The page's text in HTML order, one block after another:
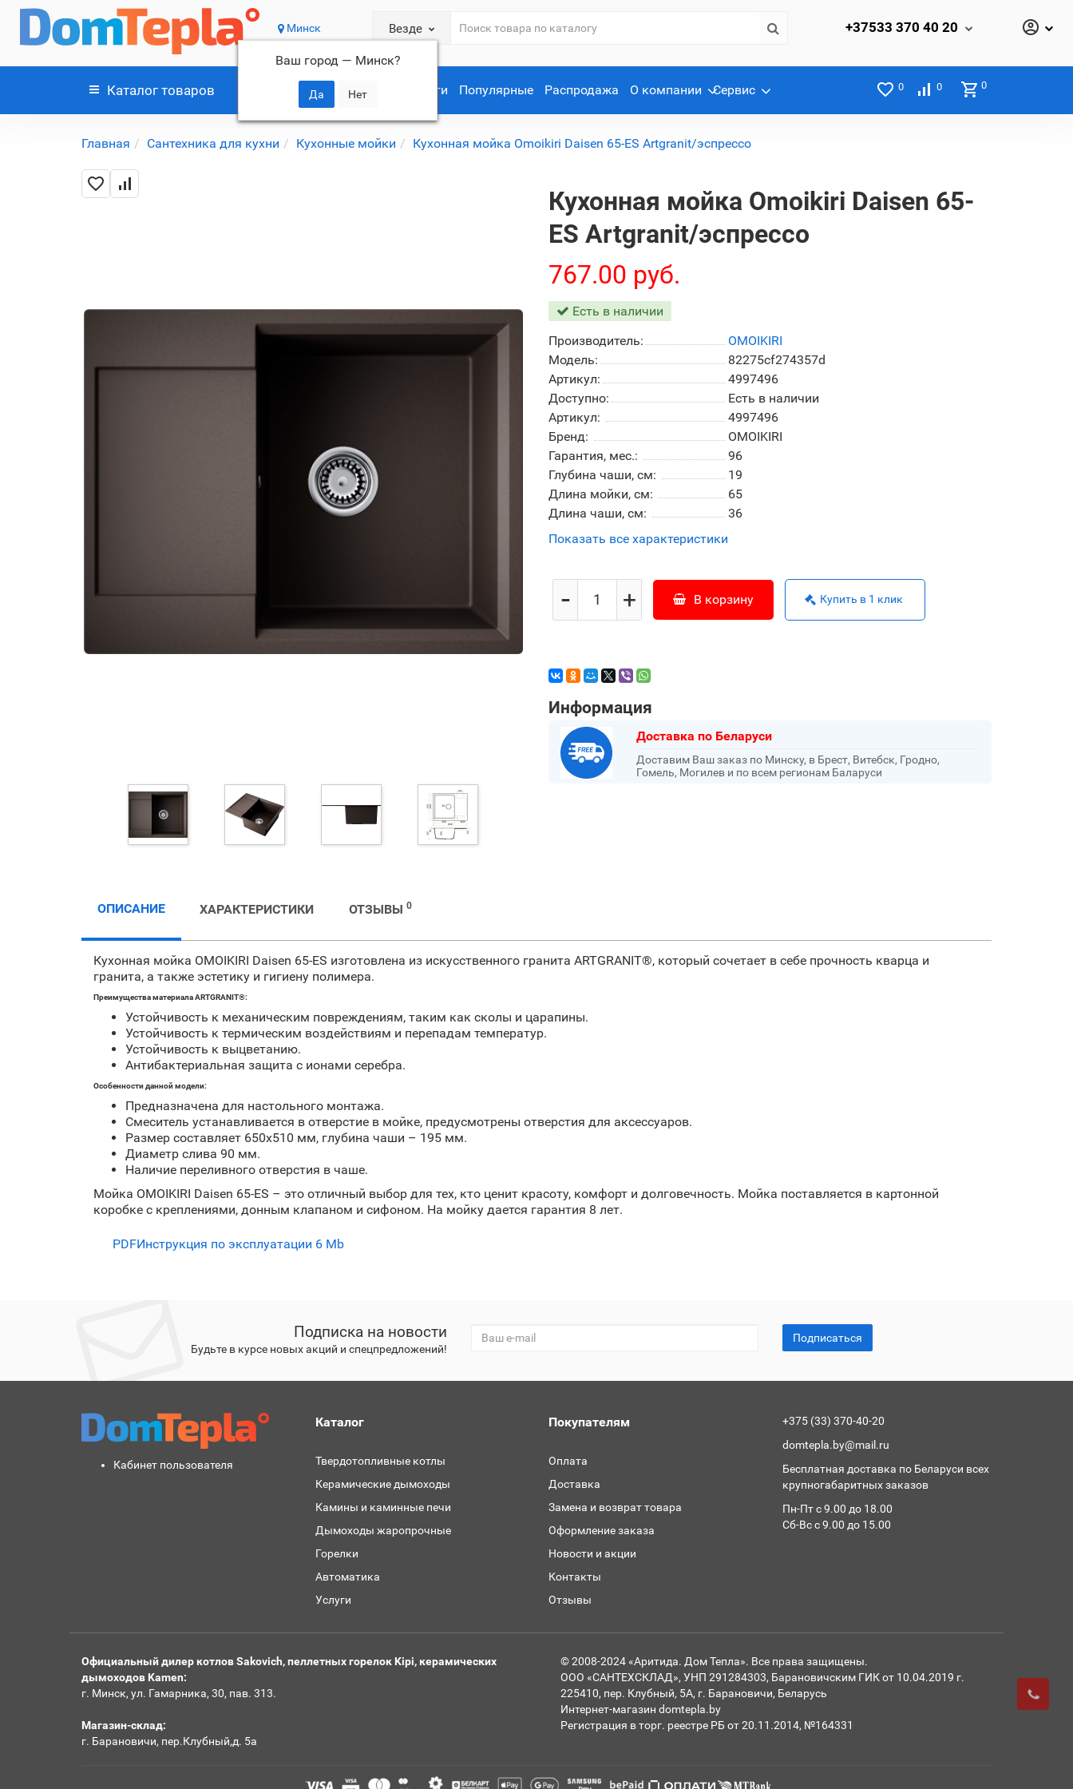
Минск
Ваш город — Минск?
Везде +37533 370 40 20
Каталог товаров Услуги Популярные Распродажа О компании Сервис 0 0 0
Главная Сантехника для кухни Кухонные мойки Кухонная мойка Omoikiri Daisen 65-ES Artgranit/эспрессо
Кухонная мойка Omoikiri Daisen 65-
ES Artgranit/эспрессо
767.00 руб.
Есть в наличии
Производитель:
OMOIKIRI
Модель:
82275cf274357d
Артикул:
4997496
Доступно:
Есть в наличии
Артикул:
4997496
Бренд:
OMOIKIRI
Гарантия, мес.:
96
Глубина чаши, см:
19
Длина мойки, см:
65
Длина чаши, см:
36
Показать все характеристики
+
- В корзину Купить в 1 клик
Информация
Доставка по Беларуси
Доставим Ваш заказ по Минску, в Брест, Витебск, Гродно,
Гомель, Могилев и по всем регионам Баларуси
ОПИСАНИЕ ХАРАКТЕРИСТИКИ ОТЗЫВЫ 0
Кухонная мойка OMOIKIRI Daisen 65-ES изготовлена из искусственного гранита ARTGRANIT®, который сочетает в себе прочность кварца и
гранита, а также эстетику и гигиену полимера.
Преимущества материала ARTGRANIT®:
Устойчивость к механическим повреждениям, таким как сколы и царапины.
Устойчивость к термическим воздействиям и перепадам температур.
Устойчивость к выцветанию.
Антибактериальная защита с ионами серебра.
Особенности данной модели:
Предназначена для настольного монтажа.
Смеситель устанавливается в отверстие в мойке, предусмотрены отверстия для аксессуаров.
Размер составляет 650x510 мм, глубина чаши – 195 мм.
Диаметр слива 90 мм.
Наличие переливного отверстия в чаше.
Мойка OMOIKIRI Daisen 65-ES – это отличный выбор для тех, кто ценит красоту, комфорт и долговечность. Мойка поставляется в картонной
коробке с креплениями, донным клапаном и сифоном. На мойку дается гарантия 8 лет.
PDFИнструкция по эксплуатации 6 Mb
Подписка на новости
Будьте в курсе новых акций и спецпредложений!
Подписаться
Кабинет пользователя
Каталог
Твердотопливные котлы
Керамические дымоходы
Камины и каминные печи
Дымоходы жаропрочные
Горелки
Автоматика
Услуги
Покупателям
Оплата
Доставка
Замена и возврат товара
Оформление заказа
Новости и акции
Контакты
Отзывы
+375 (33) 370-40-20
domtepla.by@mail.ru
Бесплатная доставка по Беларуси всех
крупногабаритных заказов
Пн-Пт с 9.00 до 18.00
Сб-Вс с 9.00 до 15.00
Официальный дилер котлов Sakovich, пеллетных горелок Kipi, керамических
дымоходов Kamen:
г. Минск, ул. Гамарника, 30, пав. 313.
Магазин-склад:
г. Барановичи, пер.Клубный,д. 5а
© 2008-2024 «Аритида. Дом Тепла». Все права защищены.
ООО «САНТЕХСКЛАД», УНП 291284303, Барановичским ГИК от 10.04.2019 г.
225410, пер. Клубный, 5А, г. Барановичи, Беларусь
Интернет-магазин domtepla.by
Регистрация в торг. реестре РБ от 20.11.2014, №164331